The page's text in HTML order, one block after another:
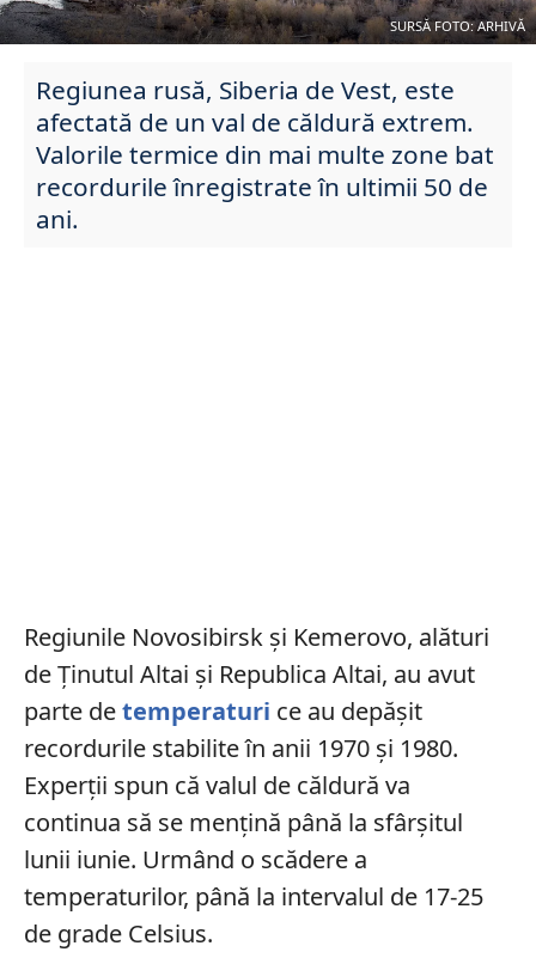
SURSĂ FOTO: ARHIVĂ
Regiunea rusă, Siberia de Vest, este
afectată de un val de căldură extrem.
Valorile termice din mai multe zone bat
recordurile înregistrate în ultimii 50 de
ani.
Regiunile Novosibirsk şi Kemerovo, alături
de Ţinutul Altai şi Republica Altai, au avut
parte detemperaturi ce au depășit
recordurile stabilite în anii 1970 și 1980.
Experții spun că valul de căldură va
continua să se mențină până la sfârșitul
lunii iunie. Urmând o scădere a
temperaturilor, până la intervalul de 17-25
de grade Celsius.